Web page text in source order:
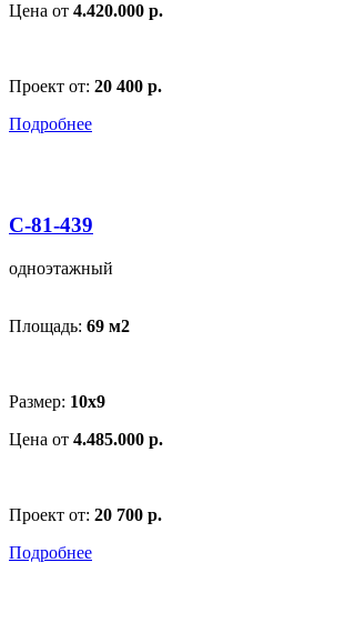
Цена от 4.420.000 р.
Проект от: 20 400 р.
Подробнее
С-81-439
одноэтажный
Площадь: 69 м2
Размер: 10х9
Цена от 4.485.000 р.
Проект от: 20 700 р.
Подробнее